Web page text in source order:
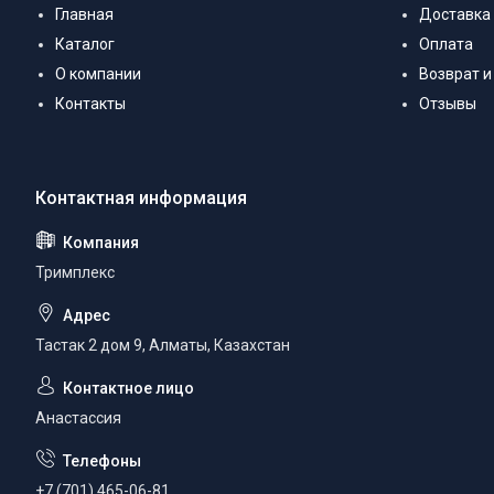
Главная
Каталог
О компании
Контакты
Доставка
Оплата
Возврат
Отзывы
Тримплекс
Тастак 2 дом 9, Алматы, Казахстан
Анастассия
+7 (701) 465-06-81